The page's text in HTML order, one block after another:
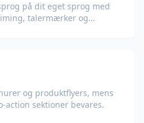
på dit eget sprog med
talermærker og
og produktflyers, mens
action sektioner bevares.